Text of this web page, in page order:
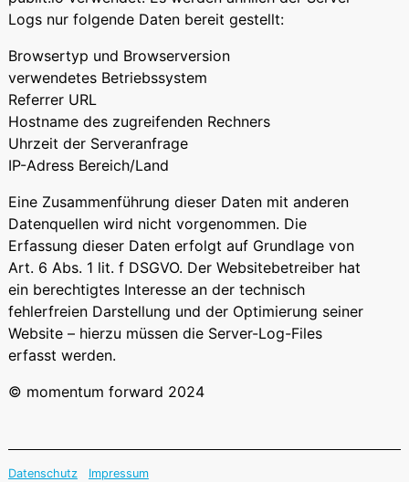
Logs nur folgende Daten bereit gestellt:
Browsertyp und Browserversion
verwendetes Betriebssystem
Referrer URL
Hostname des zugreifenden Rechners
Uhrzeit der Serveranfrage
IP-Adress Bereich/Land
Eine Zusammenführung dieser Daten mit anderen
Datenquellen wird nicht vorgenommen. Die
Erfassung dieser Daten erfolgt auf Grundlage von
Art. 6 Abs. 1 lit. f DSGVO. Der Websitebetreiber hat
ein berechtigtes Interesse an der technisch
fehlerfreien Darstellung und der Optimierung seiner
Website – hierzu müssen die Server-Log-Files
erfasst werden.
© momentum forward 2024
Datenschutz Impressum